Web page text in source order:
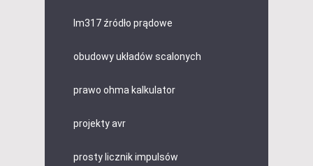
lm317 źródło prądowe
obudowy układów scalonych
prawo ohma kalkulator
projekty avr
prosty licznik impulsów